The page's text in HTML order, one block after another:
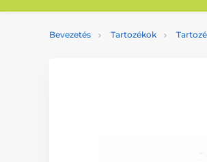
Bevezetés Tartozékok